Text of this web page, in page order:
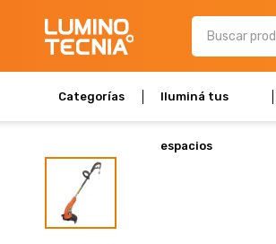
Categorías Iluminá tus
espacios